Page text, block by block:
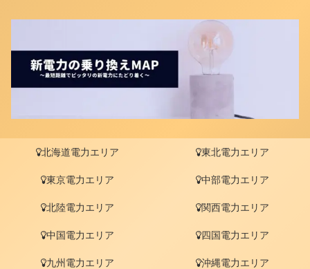
北海道電力エリア 東北電力エリア
東京電力エリア 中部電力エリア
北陸電力エリア 関西電力エリア
中国電力エリア 四国電力エリア
九州電力エリア 沖縄電力エリア